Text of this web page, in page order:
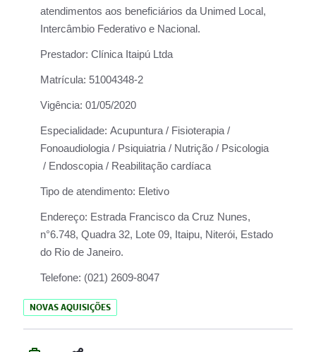
atendimentos aos beneficiários da Unimed Local,
Intercâmbio Federativo e Nacional.
Prestador: Clínica Itaipú Ltda
Matrícula: 51004348-2
Vigência: 01/05/2020
Especialidade: Acupuntura / Fisioterapia /
Fonoaudiologia / Psiquiatria / Nutrição / Psicologia
/ Endoscopia / Reabilitação cardíaca
Tipo de atendimento: Eletivo
Endereço: Estrada Francisco da Cruz Nunes,
n°6.748, Quadra 32, Lote 09, Itaipu, Niterói, Estado
do Rio de Janeiro.
Telefone: (021) 2609-8047
NOVAS AQUISIÇÕES